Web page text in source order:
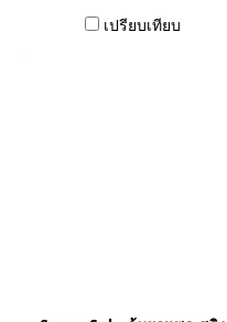
เปรียบเทียบ